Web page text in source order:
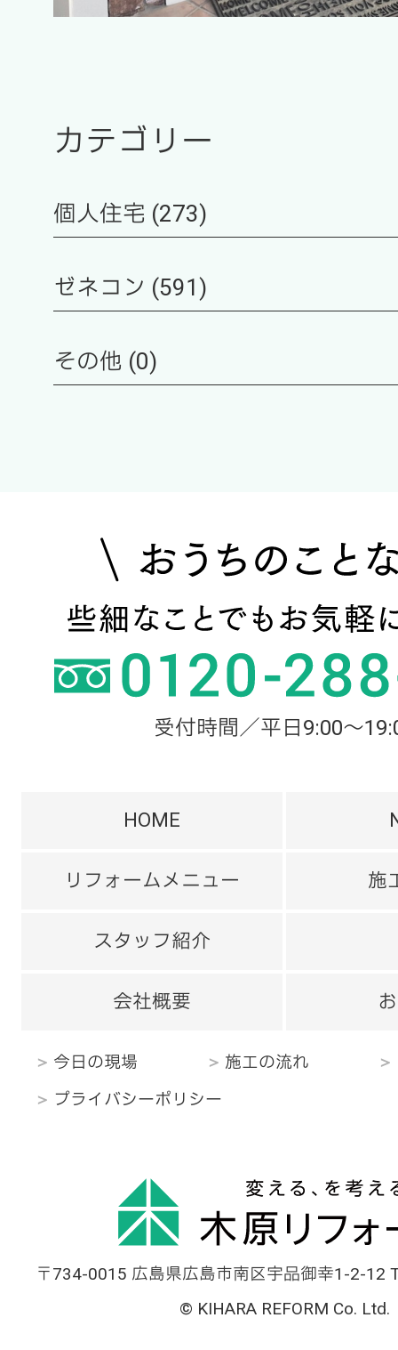
カテゴリー
個人住宅 (273)
ゼネコン (591)
その他 (0)
受付時間／平日9:00～
HOME
リフォームメニュー 施
スタッフ紹介
会社概要
今日の現場 施工の流れ
プライバシーポリシー
〒734-0015 広島県広島市南区宇品御幸1-2-12
© KIHARA REFORM Co. Ltd.